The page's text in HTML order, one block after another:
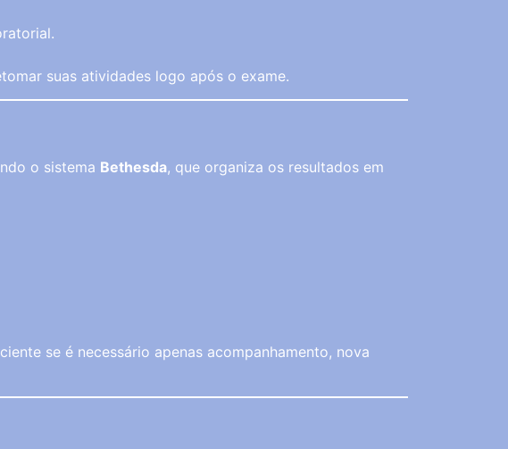
suas atividades logo após o exame.
o sistema Bethesda, que organiza os resultados em
se é necessário apenas acompanhamento, nova